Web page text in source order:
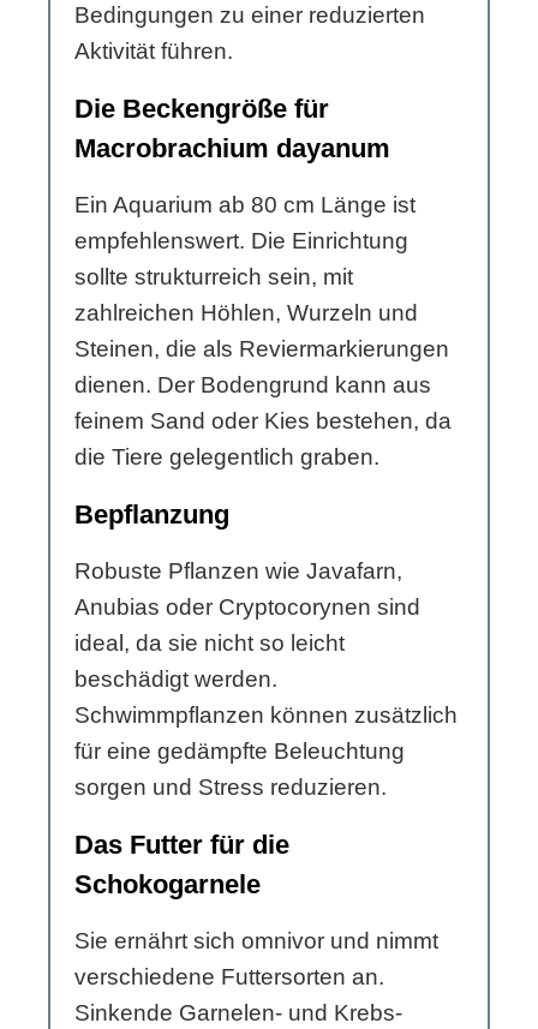
Bedingungen zu einer reduzierten
Aktivität führen.
Die Beckengröße für
Macrobrachium dayanum
Ein Aquarium ab 80 cm Länge ist
empfehlenswert. Die Einrichtung
sollte strukturreich sein, mit
zahlreichen Höhlen, Wurzeln und
Steinen, die als Reviermarkierungen
dienen. Der Bodengrund kann aus
feinem Sand oder Kies bestehen, da
die Tiere gelegentlich graben.
Bepflanzung
Robuste Pflanzen wie Javafarn,
Anubias oder Cryptocorynen sind
ideal, da sie nicht so leicht
beschädigt werden.
Schwimmpflanzen können zusätzlich
für eine gedämpfte Beleuchtung
sorgen und Stress reduzieren.
Das Futter für die
Schokogarnele
Sie ernährt sich omnivor und nimmt
verschiedene Futtersorten an.
Sinkende Garnelen- und Krebs-